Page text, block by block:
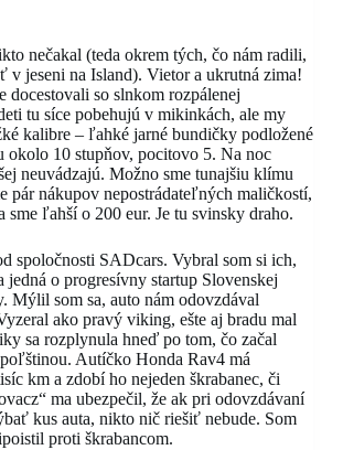
nečakal (teda okrem tých, čo nám radili,
v jeseni na Island). Vietor a ukrutná zima!
docestovali so slnkom rozpálenej
tu síce pobehujú v mikinkách, ale my
kalibre – ľahké jarné bundičky podložené
okolo 10 stupňov, pocitovo 5. Na noc
neuvádzajú. Možno sme tunajšiu klímu
pár nákupov nepostrádateľných maličkostí,
sme ľahší o 200 eur. Je tu svinsky draho.
spoločnosti SADcars. Vybral som si ich,
jedná o progresívny startup Slovenskej
Mýlil som sa, auto nám odovzdával
ako pravý viking, ešte aj bradu mal
sa rozplynula hneď po tom, čo začal
Autíčko Honda Rav4 má
km a zdobí ho nejeden škrabanec, či
ma ubezpečil, že ak pri odovzdávaní
kus auta, nikto nič riešiť nebude. Som
proti škrabancom.